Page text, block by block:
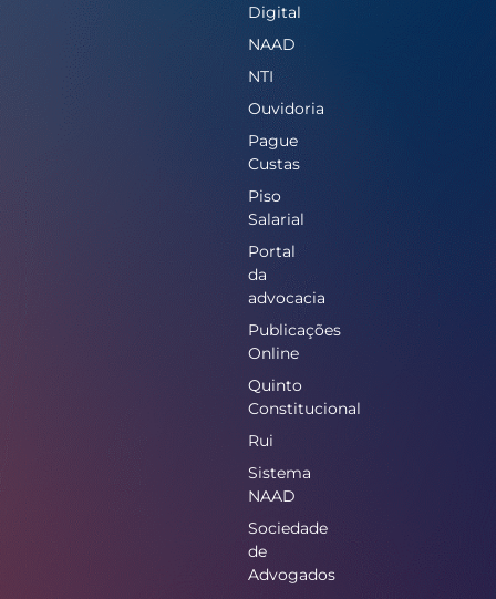
Digital
NAAD
NTI
Ouvidoria
Pague
Custas
Piso
Salarial
Portal
da
advocacia
Publicações
Online
Quinto
Constitucional
Rui
Sistema
NAAD
Sociedade
de
Advogados